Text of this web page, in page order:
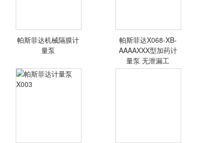
<查看详情> <查看详情>
帕斯菲达机械隔膜计
量泵
帕斯菲达X068-XB-
AAAAXXX型加药计
量泵 无泄漏工